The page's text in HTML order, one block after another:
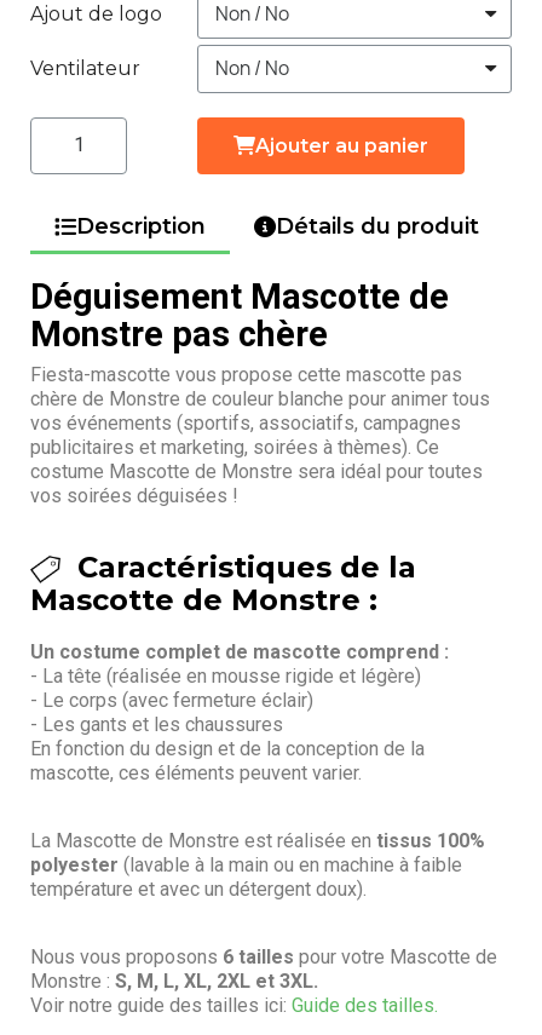
Ajout de logo
Ventilateur
Ajouter au panier
Description Détails du produit
Déguisement Mascotte de
Monstre pas chère
Fiesta-mascotte vous propose cette mascotte pas
chère de Monstre de couleur blanche pour animer tous
vos événements (sportifs, associatifs, campagnes
publicitaires et marketing, soirées à thèmes). Ce
costume Mascotte de Monstre sera idéal pour toutes
vos soirées déguisées !
Caractéristiques de la
Mascotte de Monstre :
Un costume complet de mascotte comprend :
- La tête (réalisée en mousse rigide et légère)
- Le corps (avec fermeture éclair)
- Les gants et les chaussures
En fonction du design et de la conception de la
mascotte, ces éléments peuvent varier.
La Mascotte de Monstre est réalisée en tissus 100%
polyester (lavable à la main ou en machine à faible
température et avec un détergent doux).
Nous vous proposons 6 tailles pour votre Mascotte de
Monstre : S, M, L, XL, 2XL et 3XL.
Voir notre guide des tailles ici: Guide des tailles.